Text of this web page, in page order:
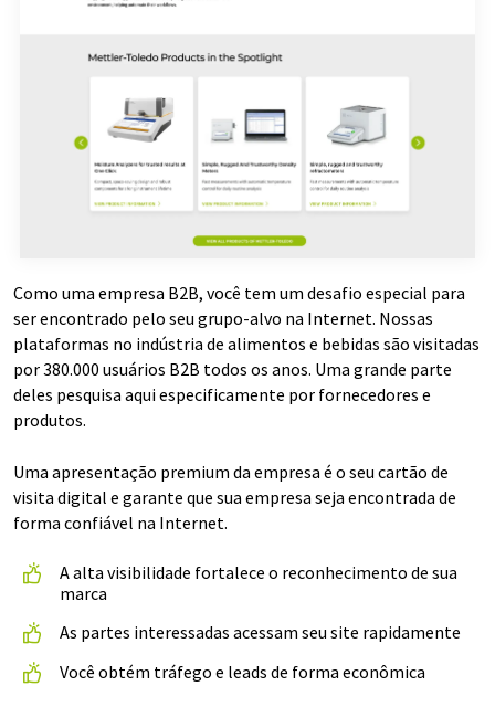
Como uma empresa B2B, você tem um desafio especial para
ser encontrado pelo seu grupo-alvo na Internet. Nossas
plataformas no indústria de alimentos e bebidas são visitadas
por 380.000 usuários B2B todos os anos. Uma grande parte
deles pesquisa aqui especificamente por fornecedores e
produtos.
Uma apresentação premium da empresa é o seu cartão de
visita digital e garante que sua empresa seja encontrada de
forma confiável na Internet.
A alta visibilidade fortalece o reconhecimento de sua
marca
As partes interessadas acessam seu site rapidamente
Você obtém tráfego e leads de forma econômica